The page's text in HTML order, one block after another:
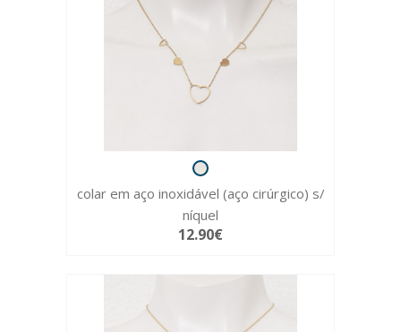
colar em aço inoxidável (aço cirúrgico) s/
níquel
12.90€